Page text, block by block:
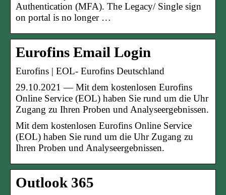
Authentication (MFA). The Legacy/ Single sign
on portal is no longer …
Eurofins Email Login
Eurofins | EOL- Eurofins Deutschland
29.10.2021 — Mit dem kostenlosen Eurofins
Online Service (EOL) haben Sie rund um die Uhr
Zugang zu Ihren Proben und Analyseergebnissen.
Mit dem kostenlosen Eurofins Online Service
(EOL) haben Sie rund um die Uhr Zugang zu
Ihren Proben und Analyseergebnissen.
Outlook 365